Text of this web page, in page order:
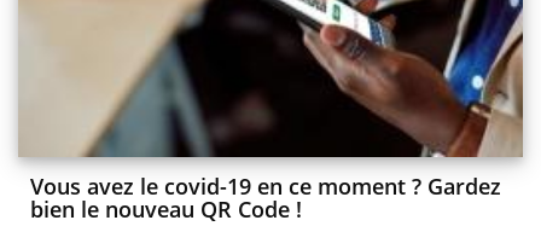
Vous avez le covid-19 en ce moment ? Gardez
bien le nouveau QR Code !